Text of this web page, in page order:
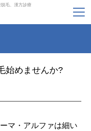
毛、漢方診療
始めませんか?
マ・アルファは細い